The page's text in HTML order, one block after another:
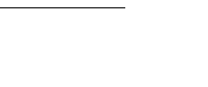
November 4, 2020